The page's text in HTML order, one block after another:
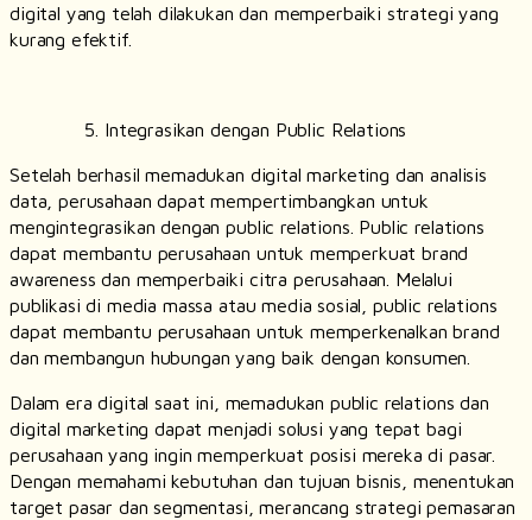
digital yang telah dilakukan dan memperbaiki strategi yang
kurang efektif.
Integrasikan dengan Public Relations
Setelah berhasil memadukan digital marketing dan analisis
data, perusahaan dapat mempertimbangkan untuk
mengintegrasikan dengan public relations. Public relations
dapat membantu perusahaan untuk memperkuat brand
awareness dan memperbaiki citra perusahaan. Melalui
publikasi di media massa atau media sosial, public relations
dapat membantu perusahaan untuk memperkenalkan brand
dan membangun hubungan yang baik dengan konsumen.
Dalam era digital saat ini, memadukan public relations dan
digital marketing dapat menjadi solusi yang tepat bagi
perusahaan yang ingin memperkuat posisi mereka di pasar.
Dengan memahami kebutuhan dan tujuan bisnis, menentukan
target pasar dan segmentasi, merancang strategi pemasaran